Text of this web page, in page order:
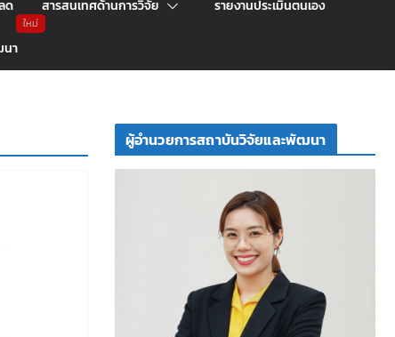
ด สารสนเทศด้านการวิจัย รายงานประเมินตนเอง
นา
ผู้อำนวยการสถาบันวิจัยและพัฒนา